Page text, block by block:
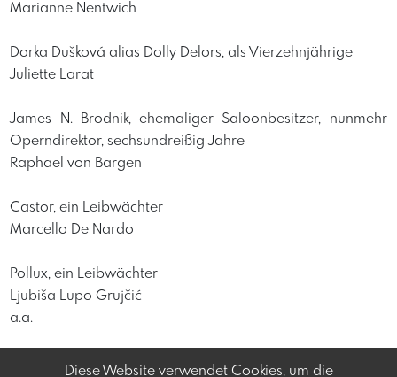
Marianne Nentwich
Dorka Dušková alias Dolly Delors, als Vierzehnjährige
Juliette Larat
James N. Brodnik, ehemaliger Saloonbesitzer, nunmehr
Operndirektor, sechsundreißig Jahre
Raphael von Bargen
Castor, ein Leibwächter
Marcello De Nardo
Pollux, ein Leibwächter
Ljubiša Lupo Grujčić
a.a.
Diese Website verwendet Cookies, um die